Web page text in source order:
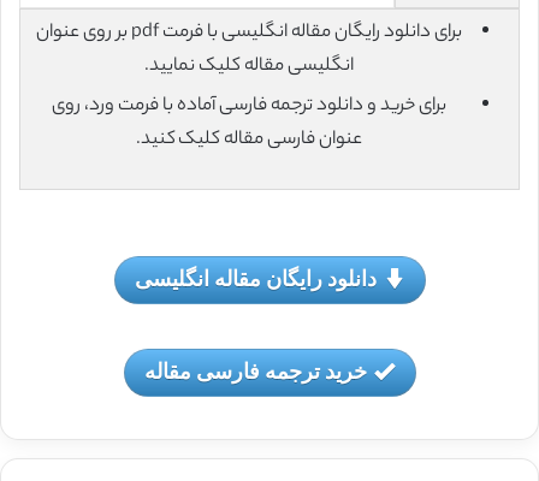
برای دانلود رایگان مقاله انگلیسی با فرمت pdf بر روی عنوان
انگلیسی مقاله کلیک نمایید.
برای خرید و دانلود ترجمه فارسی آماده با فرمت ورد، روی
عنوان فارسی مقاله کلیک کنید.
دانلود رایگان مقاله انگلیسی
خرید ترجمه فارسی مقاله